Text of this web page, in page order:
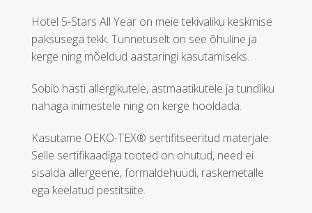
Hotel 5-Stars All Year on meie tekivaliku keskmise
paksusega tekk. Tunnetuselt on see õhuline ja
kerge ning mõeldud aastaringi kasutamiseks.
Sobib hästi allergikutele, astmaatikutele ja tundliku
nahaga inimestele ning on kerge hooldada.
Kasutame OEKO-TEX® sertifitseeritud materjale.
Selle sertifikaadiga tooted on ohutud, need ei
sisalda allergeene, formaldehüüdi, raskemetalle
ega keelatud pestitsiite.